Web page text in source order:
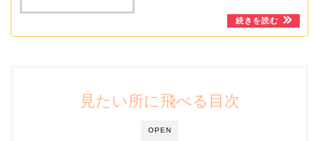
OPEN
見たい所に飛べる目次